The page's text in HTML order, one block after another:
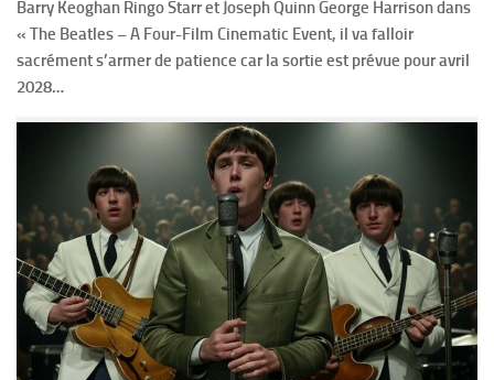
Barry Keoghan Ringo Starr et Joseph Quinn George Harrison dans
« The Beatles – A Four-Film Cinematic Event, il va falloir
sacrément s’armer de patience car la sortie est prévue pour avril
2028…